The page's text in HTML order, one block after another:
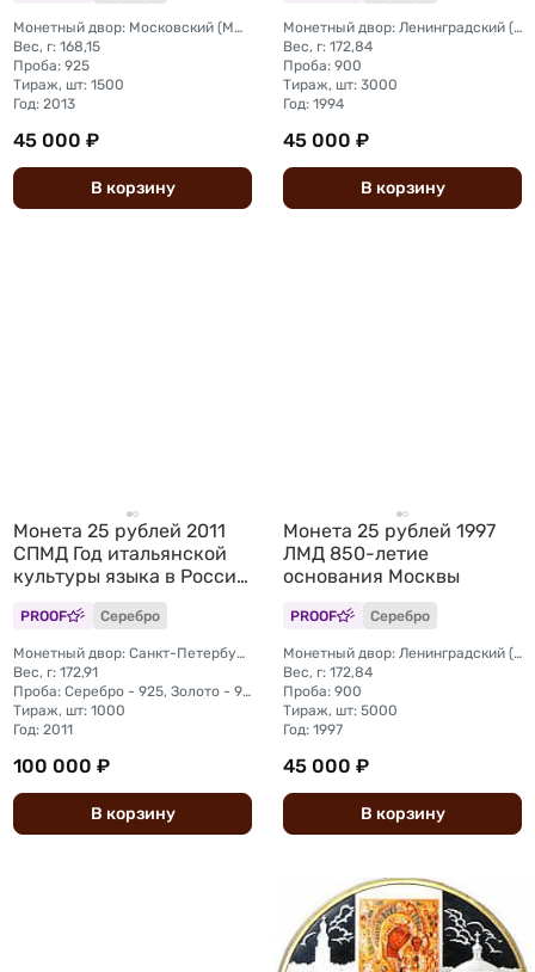
Монетный двор: Московский (ММД)
Вес, г: 168,15
Проба: 925
Тираж, шт: 1500
Год: 2013
45 000 ₽
В корзину
Монетный двор: Ленинградский (ЛМД)
Вес, г: 172,84
Проба: 900
Тираж, шт: 3000
Год: 1994
45 000 ₽
В корзину
Монета 25 рублей 2011
СПМД Год итальянской
культуры языка в России
PROOF Серебро
Монетный двор: Санкт-Петербургский (СПМД)
Вес, г: 172,91
Проба: Серебро - 925, Золото - 999
Тираж, шт: 1000
Год: 2011
100 000 ₽
В корзину
Монета 25 рублей 1997
ЛМД 850-летие
основания Москвы
PROOF Серебро
Монетный двор: Ленинградский (ЛМД)
Вес, г: 172,84
Проба: 900
Тираж, шт: 5000
Год: 1997
45 000 ₽
В корзину